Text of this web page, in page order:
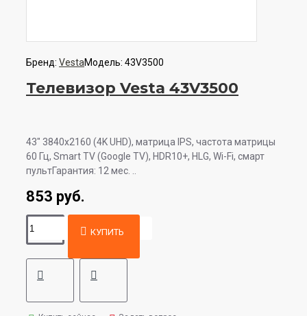
Бренд: VestaМодель: 43V3500
Телевизор Vesta 43V3500
43" 3840x2160 (4K UHD), матрица IPS, частота матрицы
60 Гц, Smart TV (Google TV), HDR10+, HLG, Wi-Fi, смарт
пультГарантия: 12 мес. ..
853 руб.
КУПИТЬ